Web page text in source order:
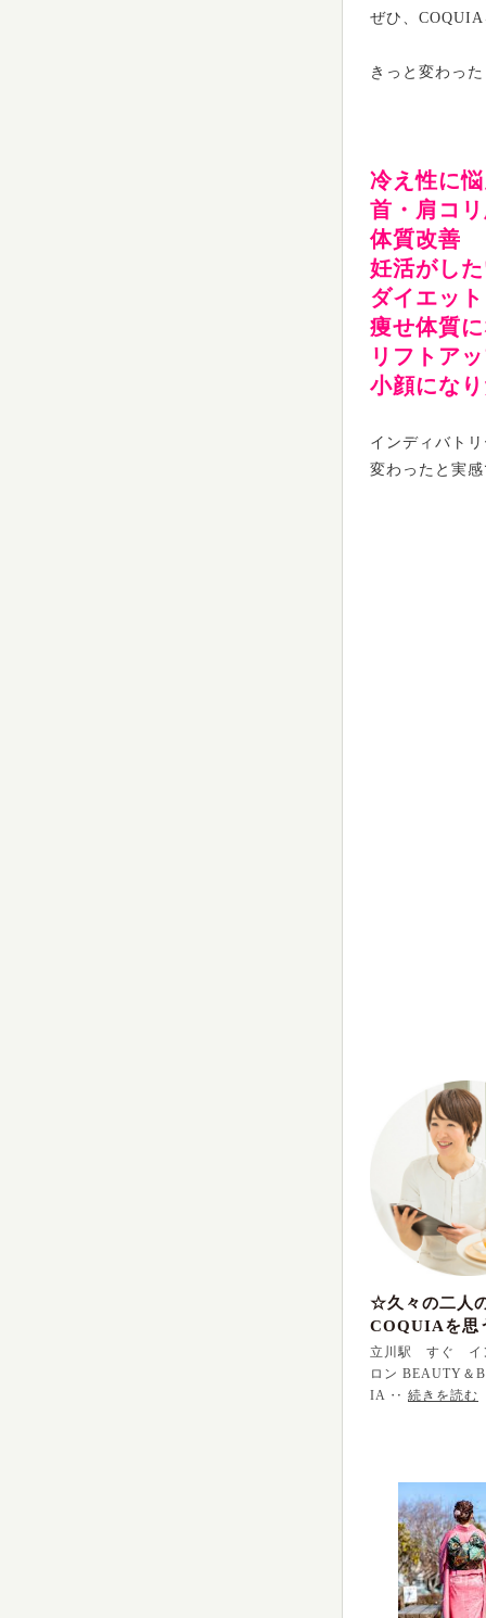
ぜひ、
きっと変わっ
冷え性に
首・肩コ
体質改善
妊活がし
ダイエッ
痩せ体質
リフトア
小顔にな
インディバト
変わったと実
☆久々の二人
COQUIAを思
立川駅 すぐ イ
ロン BEAUTY＆
IA ‥ 続きを読む